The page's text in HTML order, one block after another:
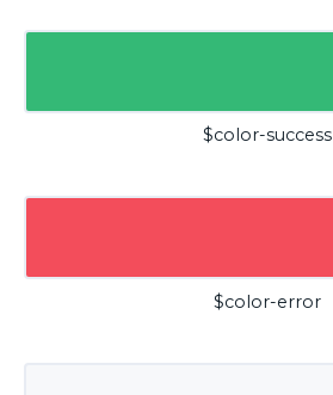
$color-success
$color-error